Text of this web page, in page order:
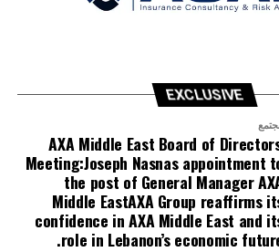
EXCLUSIVE
AXA Middle East Board of
Meeting:Joseph Nasnas appointment
the post of General Manager
Middle EastAXA Group reaffirms
confidence in AXA Middle East and
role in Lebanon’s economic